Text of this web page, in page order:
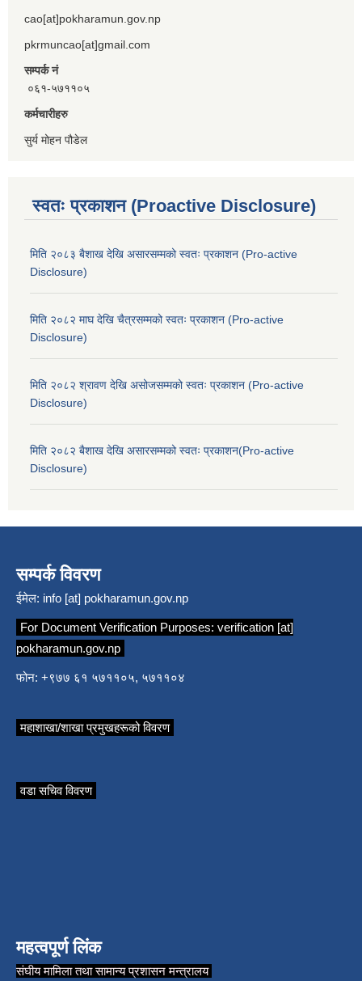
cao[at]pokharamun.gov.np
pkrmuncao[at]gmail.com
सम्पर्क नं
०६१-५७११०५
कर्मचारीहरु
सुर्य मोहन पौडेल
स्वतः प्रकाशन (Proactive Disclosure)
मिति २०८३ बैशाख देखि असारसम्मको स्वतः प्रकाशन (Pro-active
Disclosure)
मिति २०८२ माघ देखि चैत्रसम्मको स्वतः प्रकाशन (Pro-active
Disclosure)
मिति २०८२ श्रावण देखि असोजसम्मको स्वतः प्रकाशन (Pro-active
Disclosure)
मिति २०८२ बैशाख देखि असारसम्मको स्वतः प्रकाशन(Pro-active
Disclosure)
सम्पर्क विवरण
ईमेल: info [at] pokharamun.gov.np
For Document Verification Purposes: verification [at]
pokharamun.gov.np
फोन: +९७७ ६१ ५७११०५, ५७११०४
महाशाखा/शाखा प्रमुखहरूको विवरण
वडा सचिव विवरण
महत्वपूर्ण लिंक
संघीय मामिला तथा सामान्य प्रशासन मन्त्रालय